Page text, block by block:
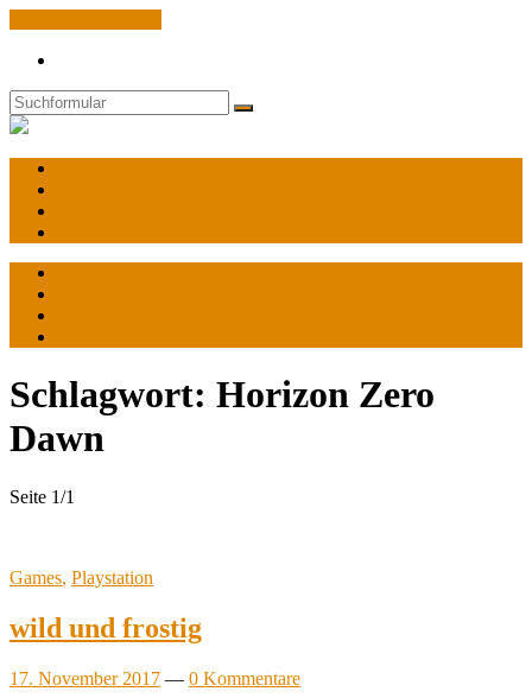
Suchen
World
Atenzas
Schlagwort: Horizon Zero
Dawn
Seite 1/1
Games, Playstation
wild und frostig
17. November 2017 — 0 Kommentare